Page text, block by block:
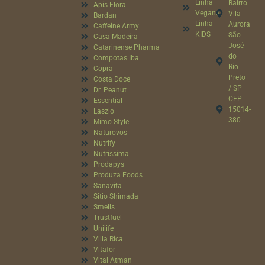
Apis Flora
Bardan
Caffeine Army
Casa Madeira
Catarinense Pharma
Compotas Iba
Copra
Costa Doce
Dr. Peanut
Essential
Laszlo
Mimo Style
Naturovos
Nutrify
Nutrissima
Prodapys
Produza Foods
Sanavita
Sitio Shimada
Smells
Trustfuel
Unilife
Villa Rica
Vitafor
Vital Atman
Linha
Vegana
Linha
KIDS
Bairro
Vila
Aurora
São
José
do
Rio
Preto
/ SP
CEP:
15014-
380